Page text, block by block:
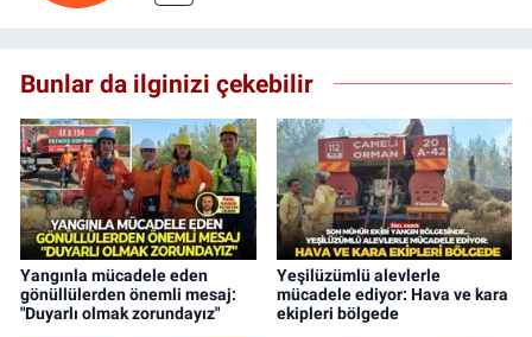
Bunlar da ilginizi çekebilir
Yangınla mücadele eden
gönüllülerden önemli mesaj:
"Duyarlı olmak zorundayız"
Yeşilüzümlü alevlerle
mücadele ediyor: Hava ve kara
ekipleri bölgede